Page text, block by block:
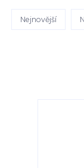
Nejnovější